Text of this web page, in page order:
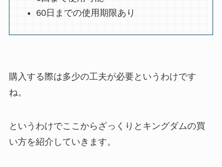
60日までの使用期限あり
購入する際は多少の工夫が必要というわけです
ね。
というわけでここからざっくりとキングダムの買
い方を紹介していきます。